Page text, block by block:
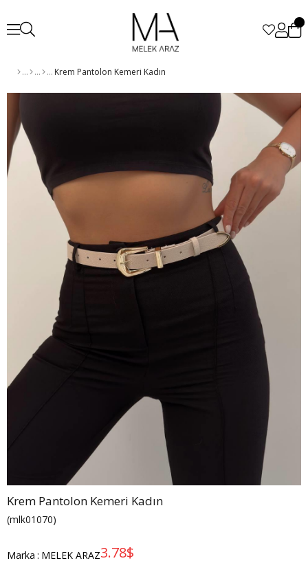
Krem Pantolon Kemeri Kadın
Krem Pantolon Kemeri Kadın
(mlk01070)
Marka : MELEK ARAZ3.78$